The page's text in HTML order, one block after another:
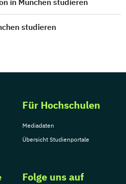
studieren
Für Hochschulen
Mediadaten
Übersicht Studienportale
Folge uns auf